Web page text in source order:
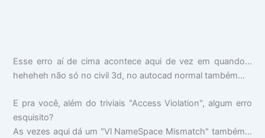
Esse erro aí de cima acontece aqui de vez em quando...
heheheh não só no civil 3d, no autocad normal também...
E pra você, além do triviais "Access Violation", algum erro
esquisito?
As vezes aqui dá um "Vl NameSpace Mismatch" também...